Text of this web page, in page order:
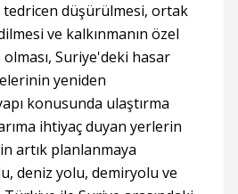
düşürülmesi, ortak
ve kalkınmanın özel
Suriye'deki hasar
yeniden
konusunda ulaştırma
ihtiyaç duyan yerlerin
artık planlanmaya
deniz yolu, demiryolu ve